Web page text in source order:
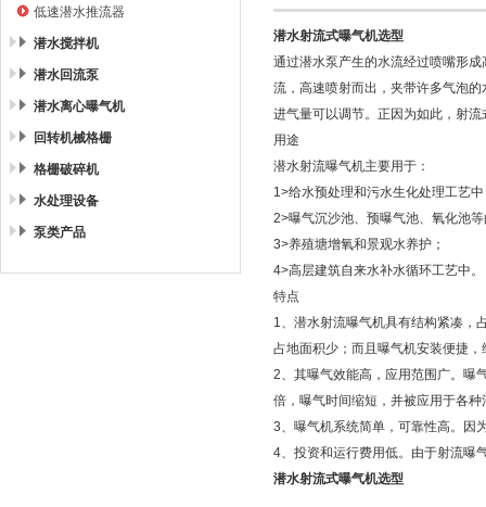
低速潜水推流器
潜水搅拌机
潜水回流泵
潜水离心曝气机
回转机械格栅
格栅破碎机
水处理设备
泵类产品
潜水射流式曝气机选型
通过潜水泵产生的水流经过喷嘴形
流，高速喷射而出，夹带许多气泡
进气量可以调节。正因为如此，射
用途
潜水射流曝气机主要用于：
1>给水预处理和污水生化处理工艺
2>曝气沉沙池、预曝气池、氧化池
3>养殖塘增氧和景观水养护；
4>高层建筑自来水补水循环工艺中。
特点
1、潜水射流曝气机具有结构紧凑，
占地面积少；而且曝气机安装便捷，
2、其曝气效能高，应用范围广。曝
倍，曝气时间缩短，并被应用于各
3、曝气机系统简单，可靠性高。因
4、投资和运行费用低。由于射流曝
潜水射流式曝气机选型